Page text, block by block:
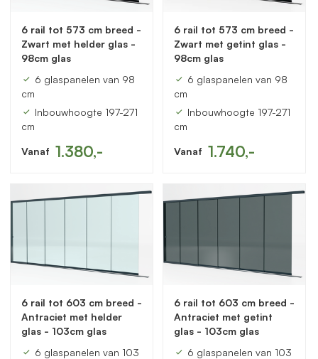
6 rail tot 573 cm breed -
Zwart met helder glas -
98cm glas
6 glaspanelen van 98
cm
Inbouwhoogte 197-271
cm
Vanaf 1.380,-
6 rail tot 573 cm breed -
Zwart met getint glas -
98cm glas
6 glaspanelen van 98
cm
Inbouwhoogte 197-271
cm
Vanaf 1.740,-
6 rail tot 603 cm breed -
Antraciet met helder
glas - 103cm glas
6 glaspanelen van 103
6 rail tot 603 cm breed -
Antraciet met getint
glas - 103cm glas
6 glaspanelen van 103